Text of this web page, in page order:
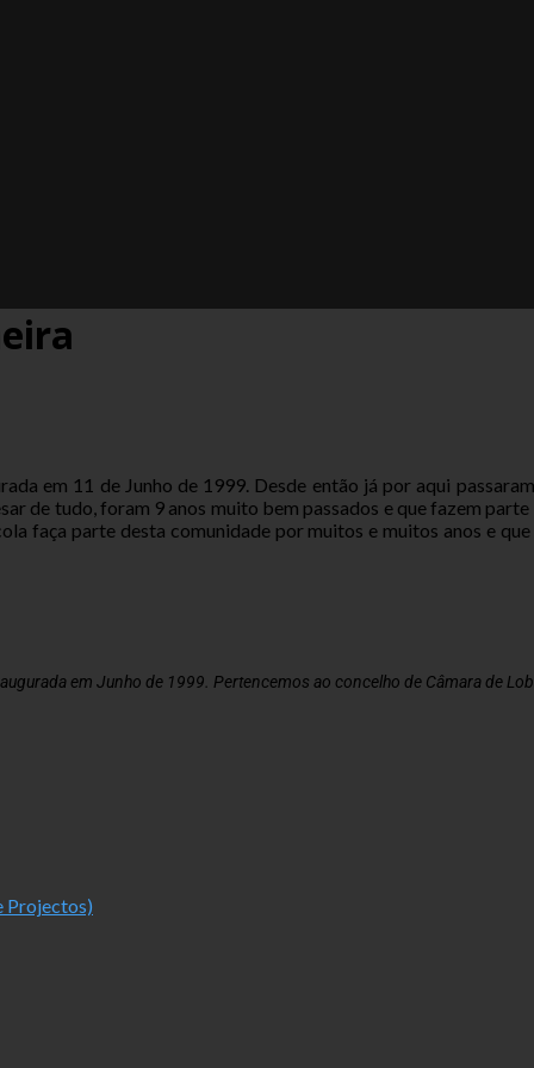
em 11 de Junho de 1999. Desde então já por aqui
de tudo, foram 9 anos muito bem passados e que fazem
faça parte desta comunidade por muitos e muitos anos e
em Junho de 1999. Pertencemos ao concelho de Câmara de
Projectos)